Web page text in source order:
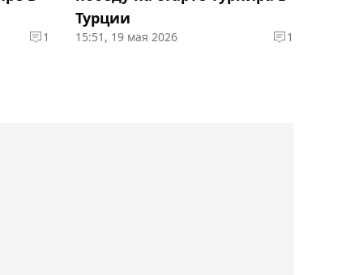
"Окжетпесом" в матче
КПЛ
1
Турции
15:51, 19 мая 2026 1